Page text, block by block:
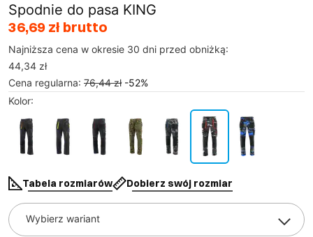
Spodnie do pasa KING
36,69 zł brutto
Najniższa cena w okresie 30 dni przed obniżką:
44,34 zł
Cena regularna: 76,44 zł -52%
Kolor:
Tabela rozmiarów Dobierz swój rozmiar
Wybierz wariant